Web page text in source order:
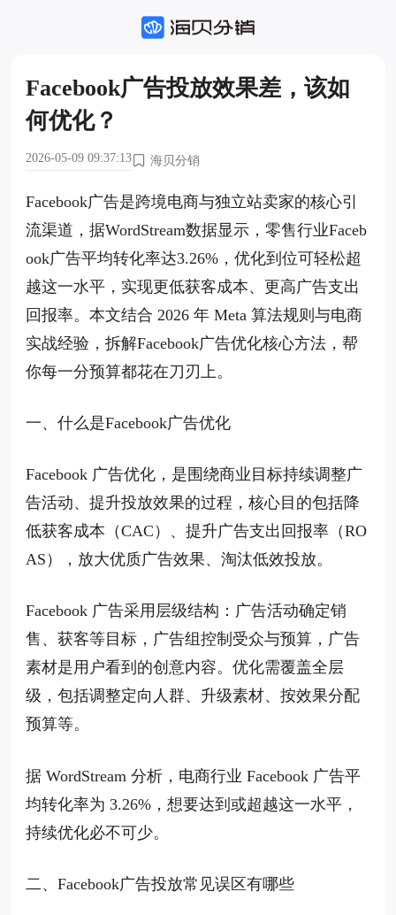
Facebook广告投放效果差，该如
何优化？
2026-05-09 09:37:13 海贝分销
Facebook广告是跨境电商与独立站卖家的核心引
流渠道，据WordStream数据显示，零售行业Faceb
ook广告平均转化率达3.26%，优化到位可轻松超
越这一水平，实现更低获客成本、更高广告支出
回报率。本文结合 2026 年 Meta 算法规则与电商
实战经验，拆解Facebook广告优化核心方法，帮
你每一分预算都花在刀刃上。
一、什么是Facebook广告优化
Facebook 广告优化，是围绕商业目标持续调整广
告活动、提升投放效果的过程，核心目的包括降
低获客成本（CAC）、提升广告支出回报率（RO
AS），放大优质广告效果、淘汰低效投放。
Facebook 广告采用层级结构：广告活动确定销
售、获客等目标，广告组控制受众与预算，广告
素材是用户看到的创意内容。优化需覆盖全层
级，包括调整定向人群、升级素材、按效果分配
预算等。
据 WordStream 分析，电商行业 Facebook 广告平
均转化率为 3.26%，想要达到或超越这一水平，
持续优化必不可少。
二、Facebook广告投放常见误区有哪些